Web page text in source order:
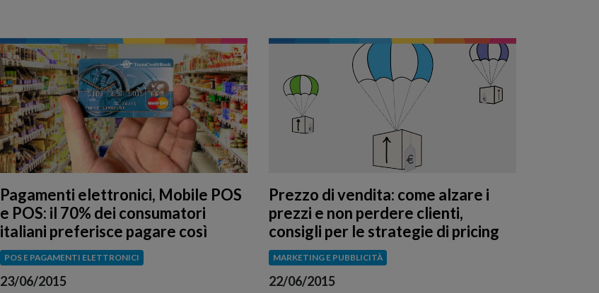
Pagamenti elettronici, Mobile POS
e POS: il 70% dei consumatori
italiani preferisce pagare così
POS E PAGAMENTI ELETTRONICI
23/06/2015
Prezzo di vendita: come alzare i
prezzi e non perdere clienti,
consigli per le strategie di pricing
MARKETING E PUBBLICITÀ
22/06/2015